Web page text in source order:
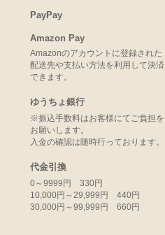
PayPay
Amazon Pay
Amazonのアカウントに登録された
配送先や支払い方法を利用して決済
できます。
ゆうちょ銀行
※振込手数料はお客様にてご負担を
お願いします。
入金の確認は随時行っております。
代金引換
0～9999円 330円
10,000円～29,999円 440円
30,000円～99,999円 660円